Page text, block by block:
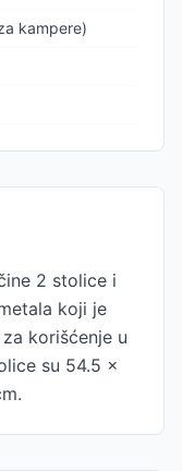
kampere)
2 stolice i
koji je
korišćenje u
su 54.5 x